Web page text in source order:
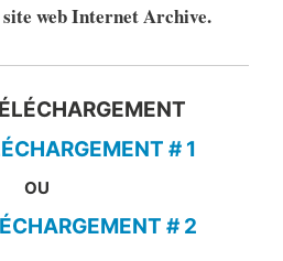
web Internet Archive.
# 1
OU
# 2